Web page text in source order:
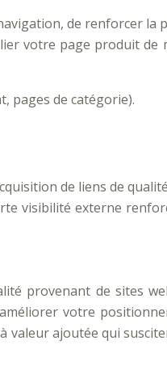
de renforcer
votre page produit de
pages de catégorie).
de liens de
visibilité externe
provenant de sites
votre
ajoutée qui